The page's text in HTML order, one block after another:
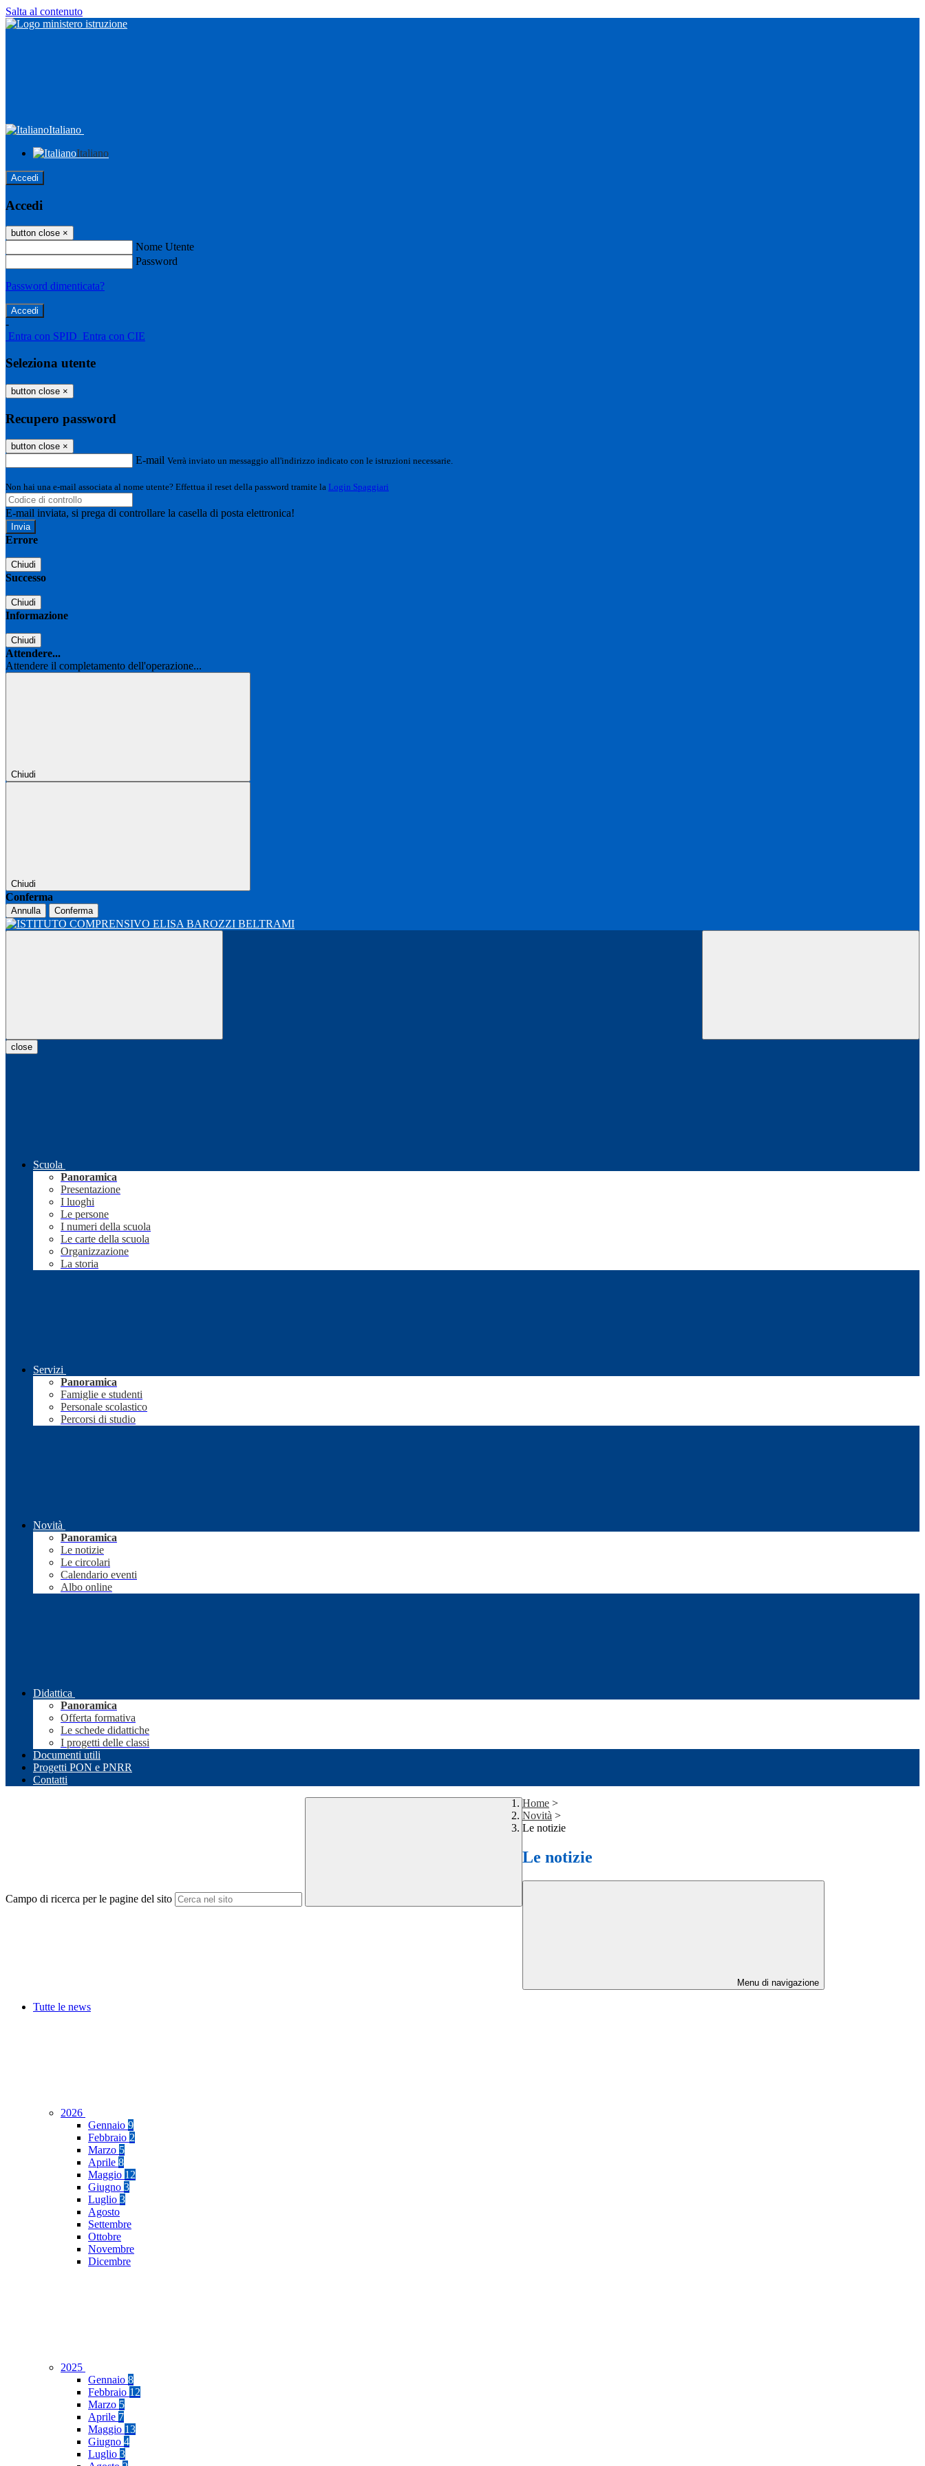
Salta al contenuto
Italiano
Italiano
Accedi
Accedi
button close ×
Nome Utente
Password
Password dimenticata?
-
Entra con SPID Entra con CIE
Seleziona utente
button close ×
Recupero password
button close ×
E-mail Verrà inviato un messaggio all'indirizzo indicato con le istruzioni necessarie.
Non hai una e-mail associata al nome utente? Effettua il reset della password tramite la Login Spaggiari
E-mail inviata, si prega di controllare la casella di posta elettronica!
Errore
Chiudi
Successo
Chiudi
Informazione
Chiudi
Attendere...
Attendere il completamento dell'operazione...
Chiudi
Chiudi
Conferma
Annulla Conferma
close
Scuola
Panoramica
Presentazione
I luoghi
Le persone
I numeri della scuola
Le carte della scuola
Organizzazione
La storia
Servizi
Panoramica
Famiglie e studenti
Personale scolastico
Percorsi di studio
Novità
Panoramica
Le notizie
Le circolari
Calendario eventi
Albo online
Didattica
Panoramica
Offerta formativa
Le schede didattiche
I progetti delle classi
Documenti utili
Progetti PON e PNRR
Contatti
Campo di ricerca per le pagine del sito
Home >
Novità >
Le notizie
Le notizie
Menu di navigazione
Tutte le news
2026
Gennaio 9
Febbraio 2
Marzo 5
Aprile 8
Maggio 12
Giugno 3
Luglio 3
Agosto
Settembre
Ottobre
Novembre
Dicembre
2025
Gennaio 8
Febbraio 12
Marzo 5
Aprile 7
Maggio 13
Giugno 4
Luglio 3